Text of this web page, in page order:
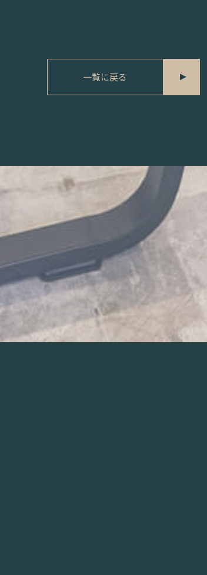
一覧に戻る